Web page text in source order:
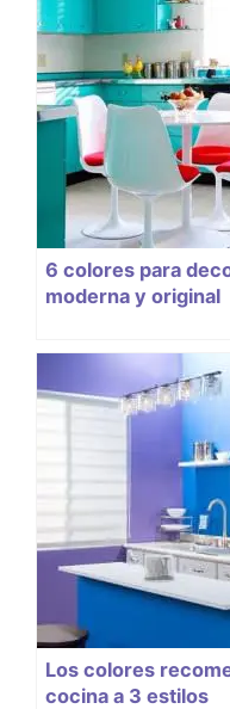
6 colores para
moderna y original
Los colores
cocina a 3 estilos